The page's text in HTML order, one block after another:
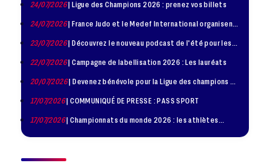
24/07/2026| Ligue des Champions 2026 : prenez vos billets
24/07/2026| France Judo et le Medef International organisent
23/07/2026| Découvrez le nouveau podcast de l'été pour les
22/07/2026| Campagne de labellisation 2026 : Les lauréats
20/07/2026| Devenez bénévole pour la Ligue des champions de
17/07/2026| COMMUNIQUÉ DE PRESSE : PASS SPORT
17/07/2026| Championnats du monde 2026 : les athlètes